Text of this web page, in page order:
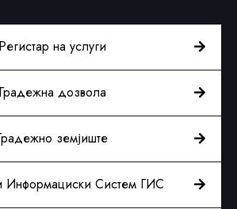
Регистар на услуги
Градежна дозвола
земјиште
Информациски Систем ГИС